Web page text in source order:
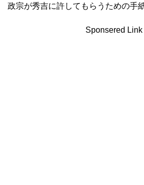
政宗が秀吉に許してもらうための手
Sponsered Link